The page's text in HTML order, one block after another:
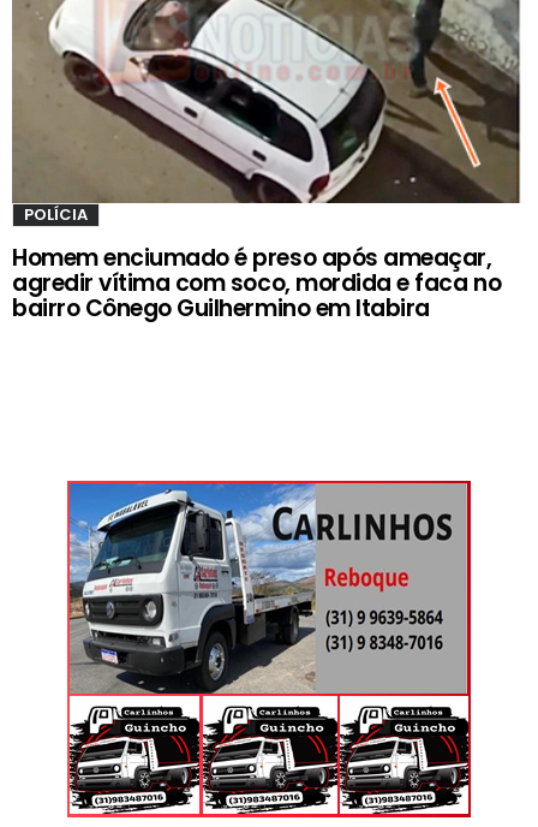
POLÍCIA
Homem enciumado é preso após ameaçar,
agredir vítima com soco, mordida e faca no
bairro Cônego Guilhermino em Itabira